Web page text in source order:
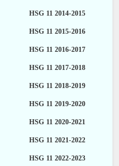
HSG 11 2014-2015
HSG 11 2015-2016
HSG 11 2016-2017
HSG 11 2017-2018
HSG 11 2018-2019
HSG 11 2019-2020
HSG 11 2020-2021
HSG 11 2021-2022
HSG 11 2022-2023